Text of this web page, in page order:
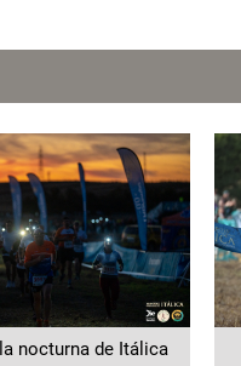
nocturna de Itálica